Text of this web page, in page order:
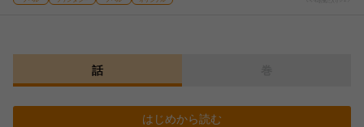
話
はじめから読む